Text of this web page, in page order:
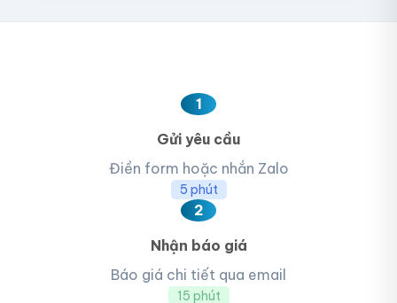
1
Gửi yêu cầu
Điền form hoặc nhắn Zalo
5 phút
2
Nhận báo giá
Báo giá chi tiết qua email
15 phút